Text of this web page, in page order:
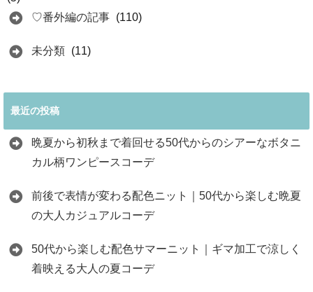
♡番外編の記事 (110)
未分類 (11)
最近の投稿
晩夏から初秋まで着回せる50代からのシアーなボタニ
カル柄ワンピースコーデ
前後で表情が変わる配色ニット｜50代から楽しむ晩夏
の大人カジュアルコーデ
50代から楽しむ配色サマーニット｜ギマ加工で涼しく
着映える大人の夏コーデ